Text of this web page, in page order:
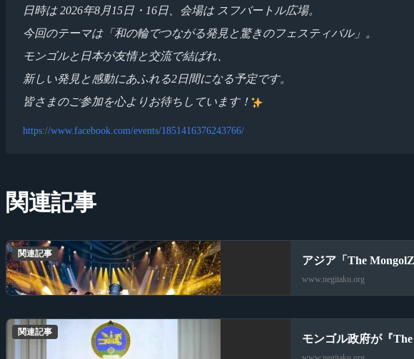
日時は 2026年8月15日・16日、会場は スフバートル広場。
今回のテーマは「和の輪でつながる発見と驚きのフェスティバル」。
モンゴルと日本が友情と交流で結ばれ、
新しい発見と感動にあふれる2日間になる予定です。
皆さまのご参加を心よりお待ちしています！
https://www.facebook.com/events/1851416376243766/
関連記事
関連記事
アジア「The
www.negitaku.org
関連記事
モンゴル政府が『